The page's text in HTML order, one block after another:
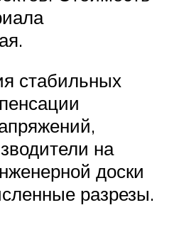
стабильных
на
доски
разрезы.